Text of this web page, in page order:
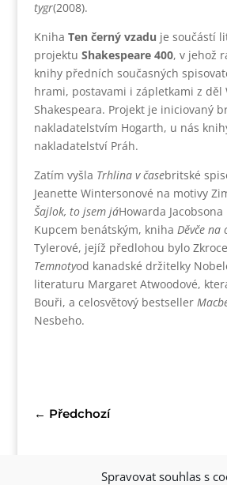
Spravovat souhlas s
tygr(2008).
Kniha Ten černý vzadu je součástí
projektu Shakespeare 400, v jehož
knihy předních současných
hrami, postavami i zápletkami z děl
Shakespeara. Projekt je iniciovaný
nakladatelstvím Hogarth, u nás
nakladatelství Práh.
Zatím vyšla Trhlina v časebritské
Jeanette Wintersonové na motivy
Šajlok, to jsem jáHowarda
Kupcem benátským, kniha Děvče na
Tylerové, jejíž předlohou bylo
Temnotyod kanadské držitelky
literaturu Margaret Atwoodové,
Bouři, a celosvětový bestseller
Nesbeho.
← Předchozí